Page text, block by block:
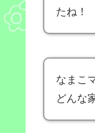
たね！
なまこ
どんな